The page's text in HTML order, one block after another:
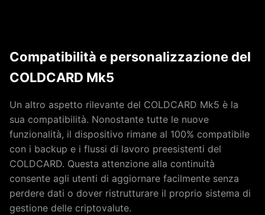
Compatibilità e personalizzazione del
COLDCARD Mk5
Un altro aspetto rilevante del COLDCARD Mk5 è la
sua compatibilità. Nonostante tutte le nuove
funzionalità, il dispositivo rimane al 100% compatibile
con i backup e i flussi di lavoro preesistenti del
COLDCARD. Questa attenzione alla continuità
consente agli utenti di aggiornare facilmente senza
perdere dati o dover ristrutturare il proprio sistema di
gestione delle criptovalute.